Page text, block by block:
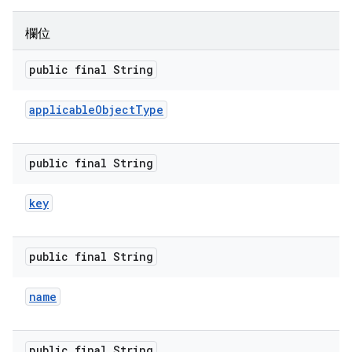
欄位
public final String
applicableObjectType
public final String
key
public final String
name